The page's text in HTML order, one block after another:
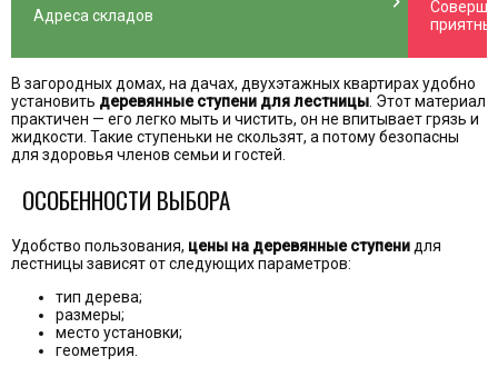
Адреса складов
В загородных домах, на дачах, двухэтажных квартирах удобно
установить деревянные ступени для лестницы . Этот материал
практичен — его легко мыть и чистить, он не впитывает грязь и
жидкости. Такие ступеньки не скользят, а потому безопасны
для здоровья членов семьи и гостей.
ОСОБЕННОСТИ ВЫБОРА
Удобство пользования, цены на деревянные ступени для
лестницы зависят от следующих параметров:
тип дерева;
размеры;
место установки;
геометрия.